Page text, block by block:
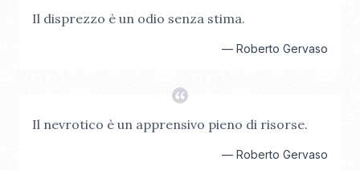
Il disprezzo è un odio senza stima.
— Roberto Gervaso
Il nevrotico è un apprensivo pieno di risorse.
— Roberto Gervaso